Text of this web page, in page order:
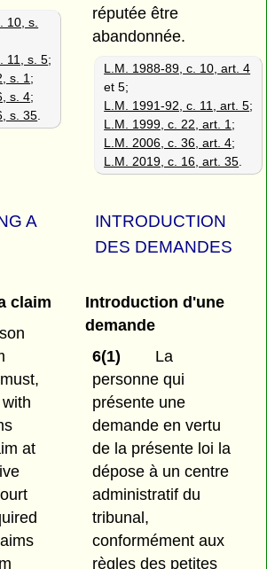
10, s.
11, s. 5;
s. 1 ;
s. 4;
s. 35
réputée être
abandonnée.
L.M. 1988-89, c. 10, art. 4
et 5;
L.M. 1991-92, c. 11, art. 5;
L.M. 1999, c. 22, art. 1 ;
L.M. 2006, c. 36, art. 4;
L.M. 2019, c. 16, art. 35
A
INTRODUCTION
DES DEMANDES
claim
at
Introduction d'une
demande
6(1)
La
personne qui
présente une
demande en vertu
de la présente loi la
dépose à un centre
administratif du
tribunal,
conformément aux
règles des petites